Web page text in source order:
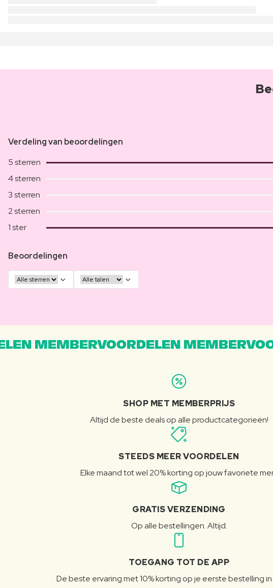
Verdeling van beoordelingen
5 sterren
4 sterren
3 sterren
2 sterren
1 ster
Beoordelingen
MEMBERVOORDELEN
SHOP MET MEMBERPRIJS
Altijd de beste deals op alle productcategorieën!
STEEDS MEER VOORDELEN
Elke maand tot wel 20% korting op jouw favoriete
GRATIS VERZENDING
Op alle bestellingen. Altijd.
TOEGANG TOT DE APP
De beste ervaring met 10% korting op je eerste bestelling